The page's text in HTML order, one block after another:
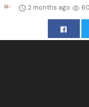
2 months ago 60